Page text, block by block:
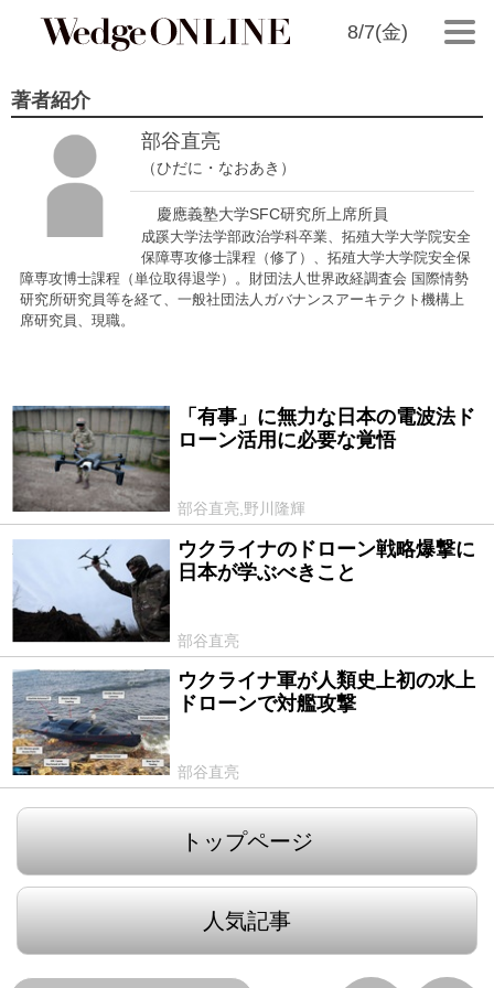
8/7(金)
著者紹介
部谷直亮
（ひだに・なおあき）
慶應義塾大学SFC研究所上席所員
成蹊大学法学部政治学科卒業、拓殖大学大学院安全
保障専攻修士課程（修了）、拓殖大学大学院安全保
障専攻博士課程（単位取得退学）。財団法人世界政経調査会 国際情勢
研究所研究員等を経て、一般社団法人ガバナンスアーキテクト機構上
席研究員、現職。
2023/02/28
「有事」に無力な日本の電波法ド
ローン活用に必要な覚悟
部谷直亮,野川隆輝
2022/12/29
ウクライナのドローン戦略爆撃に
日本が学ぶべきこと
部谷直亮
2022/11/02
ウクライナ軍が人類史上初の水上
ドローンで対艦攻撃
部谷直亮
トップページ
人気記事